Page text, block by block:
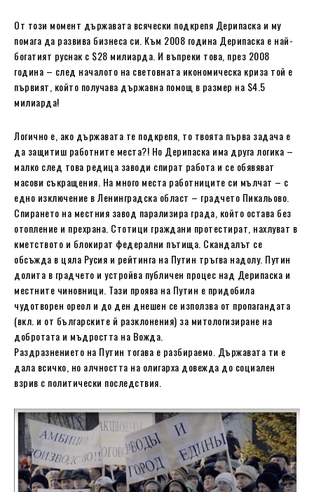
От този момент държавата всячески подкрепя Дерипаска и му
помага да развива бизнеса си. Към 2008 година Дерипаска е най-
богатият руснак с $28 милиарда. И въпреки това, през 2008
година – след началото на световната икономическа криза той е
първият, който получава държавна помощ в размер на $4.5
милиарда!
Логично е, ако държавата те подкрепя, то твоята първа задача е
да защитиш работните места?! Но Дерипаска има друга логика –
малко след това редица заводи спират работа и се обявяват
масови съкращения. На много места работниците си мълчат – с
едно изключение в Ленинградска област – градчето Пикальово.
Спирането на местния завод парализира града, който остава без
отопление и прехрана. Стотици граждани протестират, нахлуват в
кметството и блокират федерални пътища. Скандалът се
обсъжда в цяла Русия и рейтинга на Путин тръгва надолу. Путин
долита в градчето и устройва публичен процес над Дерипаска и
местните чиновници. Тази проява на Путин е придобила
чудотворен ореол и до ден днешен се използва от пропагандата
(вкл. и от българските й разклонения) за митологизиране на
добротата и мъдростта на Вожда.
Раздразнението на Путин тогава е разбираемо. Държавата ти е
дала всичко, но алчността на олигарха довежда до социален
взрив с политически последствия.